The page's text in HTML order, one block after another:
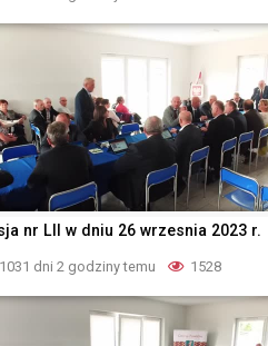
nr LII w dniu 26 wrzesnia 2023 r.
1031 dni 2 godziny temu 1528